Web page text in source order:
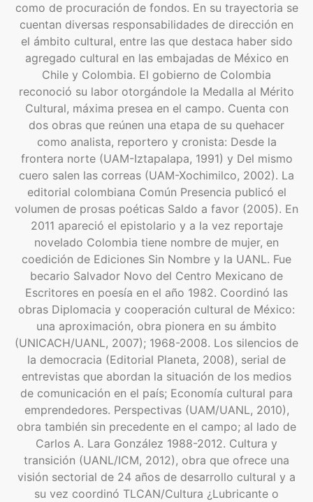
como de procuración de fondos. En su trayectoria se
cuentan diversas responsabilidades de dirección en
el ámbito cultural, entre las que destaca haber sido
agregado cultural en las embajadas de México en
Chile y Colombia. El gobierno de Colombia
reconoció su labor otorgándole la Medalla al Mérito
Cultural, máxima presea en el campo. Cuenta con
dos obras que reúnen una etapa de su quehacer
como analista, reportero y cronista: Desde la
frontera norte (UAM-Iztapalapa, 1991) y Del mismo
cuero salen las correas (UAM-Xochimilco, 2002). La
editorial colombiana Común Presencia publicó el
volumen de prosas poéticas Saldo a favor (2005). En
2011 apareció el epistolario y a la vez reportaje
novelado Colombia tiene nombre de mujer, en
coedición de Ediciones Sin Nombre y la UANL. Fue
becario Salvador Novo del Centro Mexicano de
Escritores en poesía en el año 1982. Coordinó las
obras Diplomacia y cooperación cultural de México:
una aproximación, obra pionera en su ámbito
(UNICACH/UANL, 2007); 1968-2008. Los silencios de
la democracia (Editorial Planeta, 2008), serial de
entrevistas que abordan la situación de los medios
de comunicación en el país; Economía cultural para
emprendedores. Perspectivas (UAM/UANL, 2010),
obra también sin precedente en el campo; al lado de
Carlos A. Lara González 1988-2012. Cultura y
transición (UANL/ICM, 2012), obra que ofrece una
visión sectorial de 24 años de desarrollo cultural y a
su vez coordinó TLCAN/Cultura ¿Lubricante o